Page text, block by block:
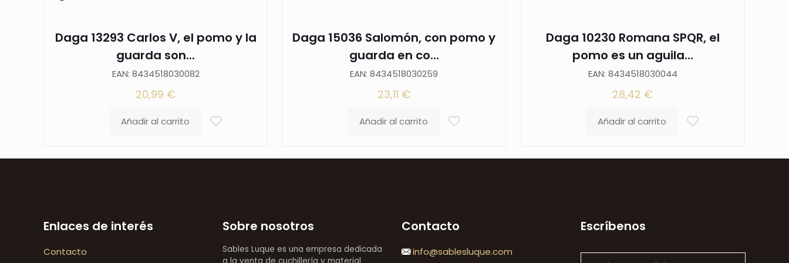
de
color
negro
con
acabados
color
Ref.
Daga 13293 Carlos V, el pomo y la
guarda son...
EAN: 8434518030082
20,99 €
Añadir al carrito
Daga 15036 Salomón, con pomo y
guarda en co...
EAN: 8434518030259
23,11 €
Añadir al carrito
Daga 10230 Romana SPQR, el
pomo es un aguila...
EAN: 8434518030044
28,42 €
Añadir al carrito
Enlaces de interés
Contacto
Sobre nosotros
Sables Luque es una empresa dedicada
Contacto
info@sablesluque.com
Escríbenos